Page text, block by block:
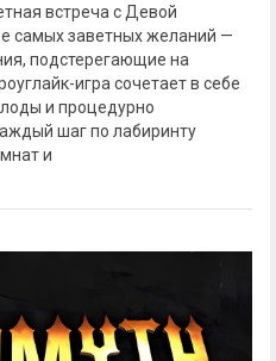
встреча с Девой
самых заветных желаний —
подстерегающие на
игра сочетает в себе
и процедурно
шаг по лабиринту
и